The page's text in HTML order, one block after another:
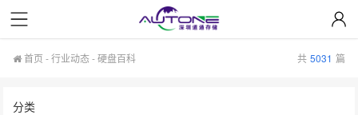
首页 -行业动态-硬盘百科 共 5031 篇
分类